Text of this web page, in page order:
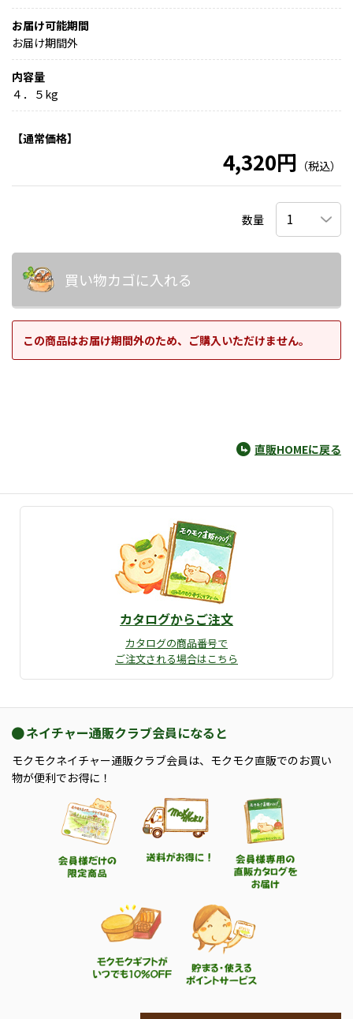
お届け可能期間
お届け期間外
内容量
４．５kg
【通常価格】
4,320円 （税込）
数量
買い物カゴに入れる
この商品はお届け期間外のため、ご購入いただけません。
直販HOMEに戻る
カタログからご注文
カタログの商品番号で
ご注文される場合はこちら
ネイチャー通販クラブ会員になると
モクモクネイチャー通販クラブ会員は、モクモク直販でのお買い
物が便利でお得に！